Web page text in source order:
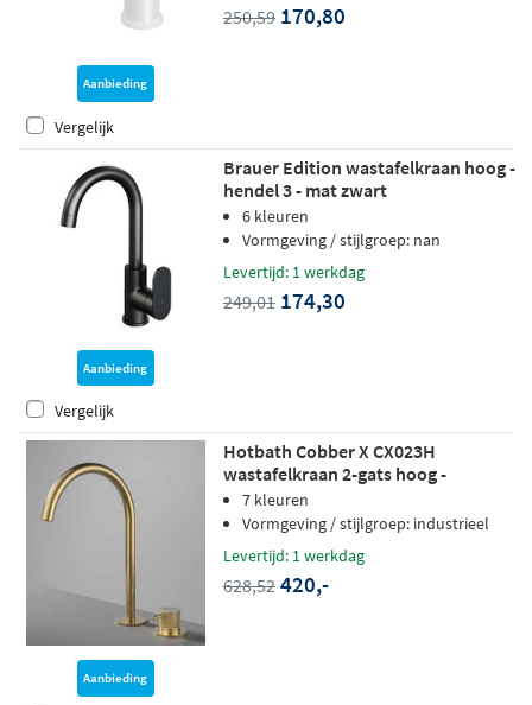
Aanbieding
250,59 170,80
Vergelijk
Aanbieding
Brauer Edition wastafelkraan hoog -
hendel 3 - mat zwart
6 kleuren
Vormgeving / stijlgroep: nan
Levertijd: 1 werkdag
249,01 174,30
Vergelijk
Aanbieding
Hotbath Cobber X CX023H
wastafelkraan 2-gats hoog -
Geborsteld koper PVD
7 kleuren
Vormgeving / stijlgroep: industrieel
Levertijd: 1 werkdag
628,52 420,-